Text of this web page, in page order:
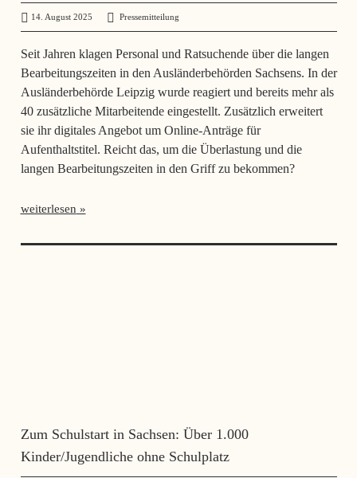
14. August 2025 administrator
Pressemitteilung
Seit Jahren klagen Personal und Ratsuchende über die langen
Bearbeitungszeiten in den Ausländerbehörden Sachsens. In der
Ausländerbehörde Leipzig wurde reagiert und bereits mehr als
40 zusätzliche Mitarbeitende eingestellt. Zusätzlich erweitert
sie ihr digitales Angebot um Online-Anträge für
Aufenthaltstitel. Reicht das, um die Überlastung und die
langen Bearbeitungszeiten in den Griff zu bekommen?
weiterlesen
Zum Schulstart in Sachsen: Über 1.000
Kinder/Jugendliche ohne Schulplatz